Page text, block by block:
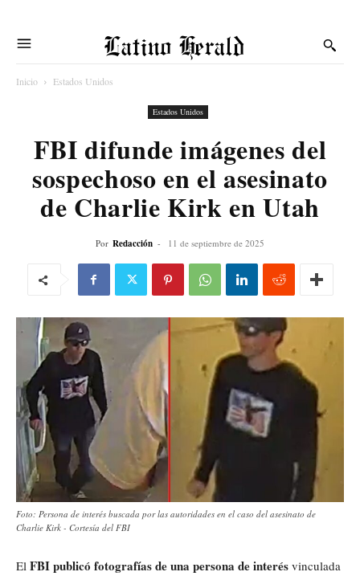
Latino Herald
Inicio Estados Unidos
Estados Unidos
FBI difunde imágenes del
sospechoso en el asesinato
de Charlie Kirk en Utah
Por Redacción - 11 de septiembre de 2025
Foto: Persona de interés buscada por las autoridades en el caso del asesinato de
Charlie Kirk - Cortesía del FBI
El FBI publicó fotografías de una persona de interés vinculada